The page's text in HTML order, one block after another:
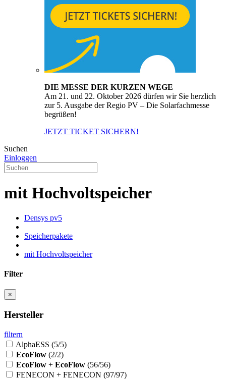
DIE MESSE DER KURZEN WEGE
Am 21. und 22. Oktober 2026 dürfen wir Sie herzlich
zur 5. Ausgabe der Regio PV – Die Solarfachmesse
begrüßen!
JETZT TICKET SICHERN!
Suchen
Einloggen
mit Hochvoltspeicher
Densys pv5
Speicherpakete
mit Hochvoltspeicher
Filter
×
Hersteller
filtern
AlphaESS (5/5)
EcoFlow (2/2)
EcoFlow + EcoFlow (56/56)
FENECON + FENECON (97/97)